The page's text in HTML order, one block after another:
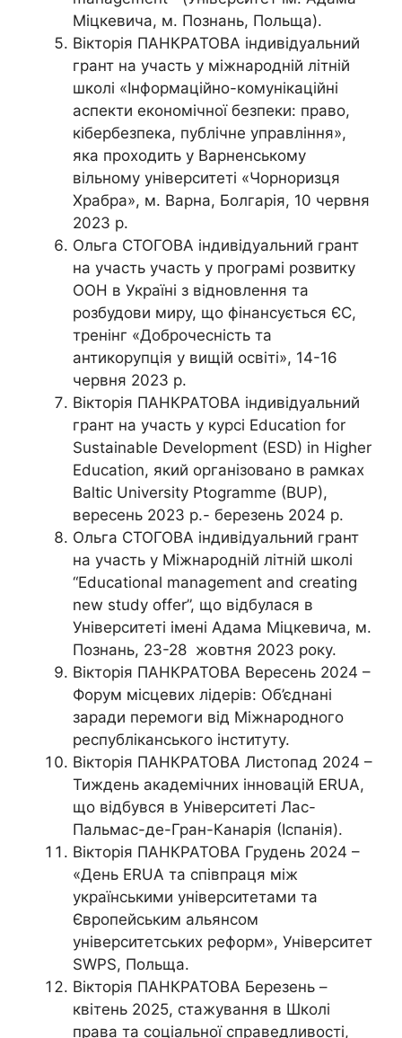
Міцкевича, м. Познань, Польща).
Вікторія ПАНКРАТОВА індивідуальний
грант на участь у міжнародній літній
школі «Інформаційно-комунікаційні
аспекти економічної безпеки: право,
кібербезпека, публічне управління»,
яка проходить у Варненському
вільному університеті «Чорноризця
Храбра», м. Варна, Болгарія, 10 червня
2023 р.
Ольга СТОГОВА індивідуальний грант
на участь участь у програмі розвитку
ООН в Україні з відновлення та
розбудови миру, що фінансується ЄС,
тренінг «Доброчесність та
антикорупція у вищій освіті», 14-16
червня 2023 р.
Вікторія ПАНКРАТОВА індивідуальний
грант на участь у курсі Education for
Sustainable Development (ESD) in Higher
Education, який організовано в рамках
Baltic University Ptogramme (BUP),
вересень 2023 р.- березень 2024 р.
Ольга СТОГОВА індивідуальний грант
на участь у Міжнародній літній школі
“Educational management and creating
new study offer”, що відбулася в
Університеті імені Адама Міцкевича, м.
Познань, 23-28 жовтня 2023 року.
Вікторія ПАНКРАТОВА Вересень 2024 –
Форум місцевих лідерів: Об’єднані
заради перемоги від Міжнародного
республіканського інституту.
Вікторія ПАНКРАТОВА Листопад 2024 –
Тиждень академічних інновацій ERUA,
що відбувся в Університеті Лас-
Пальмас-де-Гран-Канарія (Іспанія).
Вікторія ПАНКРАТОВА Грудень 2024 –
«День ERUA та співпраця між
українськими університетами та
Європейським альянсом
університетських реформ», Університет
SWPS, Польща.
Вікторія ПАНКРАТОВА Березень –
квітень 2025, стажування в Школі
права та соціальної справедливості,